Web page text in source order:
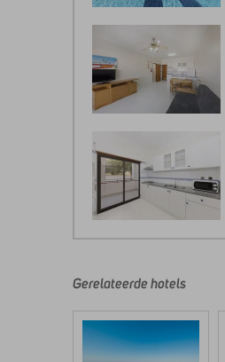
door
klanten
geschreven
na
Gerelateerde hotels